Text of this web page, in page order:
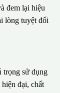
đem lại hiệu
lòng tuyệt đối
trọng sử dụng
đại, chất